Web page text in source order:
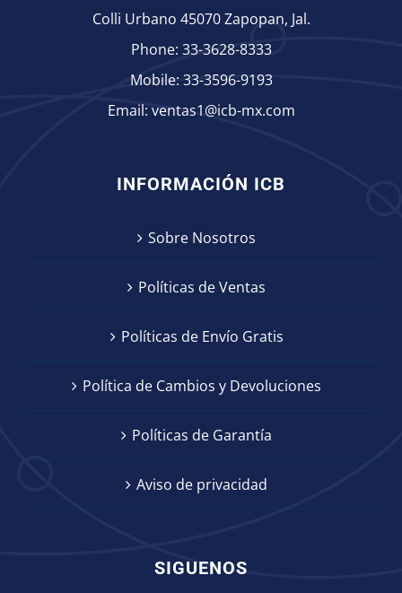
Colli Urbano 45070 Zapopan, Jal.
Phone: 33-3628-8333
Mobile: 33-3596-9193
Email: ventas1@icb-mx.com
INFORMACIÓN ICB
Sobre Nosotros
Políticas de Ventas
Políticas de Envío Gratis
Política de Cambios y Devoluciones
Políticas de Garantía
Aviso de privacidad
SIGUENOS